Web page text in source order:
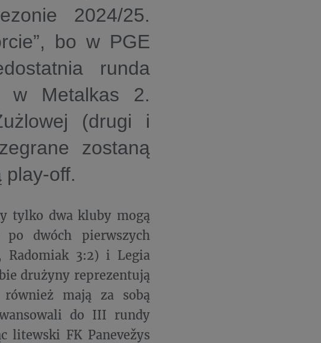
2024/25.
bo w PGE
runda
w Metalkas 2.
(drugi i
zostaną
off.
tylko dwa kluby mogą
dwóch pierwszych
Radomiak 3:2) i Legia
drużyny reprezentują
mają za sobą
do III rundy
litewski FK Panevežys